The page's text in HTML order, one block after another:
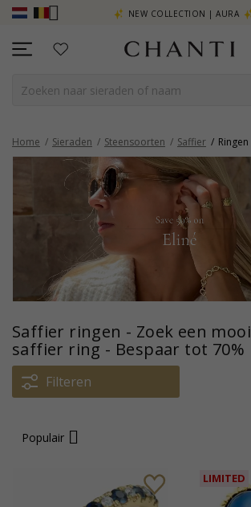
- KLIK HIER NEW COLLECTION | AURA
Home Sieraden Steensoorten Saffier Ringen
Saffier ringen - Zoek een
saffier ring - Bespaar tot 70%
Filteren
Populair
LIMITED